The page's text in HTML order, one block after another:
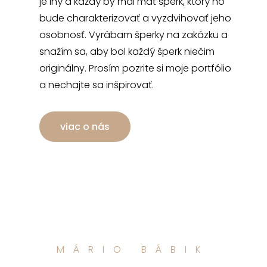
bude charakterizovať a vyzdvihovať jeho
osobnosť. Vyrábam šperky na zakázku a
snažím sa, aby bol každý šperk niečim
originálny. Prosím pozrite si moje portfólio
a nechajte sa inšpirovať.
viac o nás
MÁRIO BÁBIK